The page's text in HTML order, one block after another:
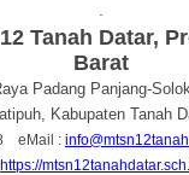
Tanah Datar,
Barat
Padang Panjang-
Kabupaten Tanah
eMail :
https://